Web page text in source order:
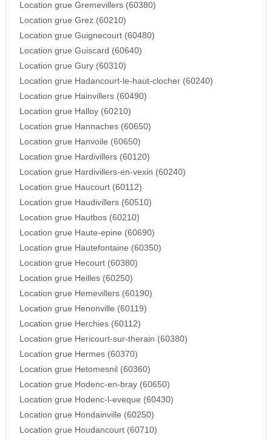
Location grue Gremevillers (60380)
Location grue Grez (60210)
Location grue Guignecourt (60480)
Location grue Guiscard (60640)
Location grue Gury (60310)
Location grue Hadancourt-le-haut-clocher (60240)
Location grue Hainvillers (60490)
Location grue Halloy (60210)
Location grue Hannaches (60650)
Location grue Hanvoile (60650)
Location grue Hardivillers (60120)
Location grue Hardivillers-en-vexin (60240)
Location grue Haucourt (60112)
Location grue Haudivillers (60510)
Location grue Hautbos (60210)
Location grue Haute-epine (60690)
Location grue Hautefontaine (60350)
Location grue Hecourt (60380)
Location grue Heilles (60250)
Location grue Hemevillers (60190)
Location grue Henonville (60119)
Location grue Herchies (60112)
Location grue Hericourt-sur-therain (60380)
Location grue Hermes (60370)
Location grue Hetomesnil (60360)
Location grue Hodenc-en-bray (60650)
Location grue Hodenc-l-eveque (60430)
Location grue Hondainville (60250)
Location grue Houdancourt (60710)